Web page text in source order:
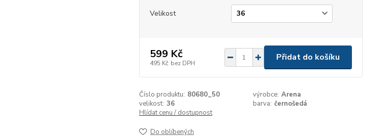
Velikost
599 Kč
495 Kč bez DPH
Přidat do košíku
Číslo produktu: 80680_50 výrobce: Arena
velikost: 36 barva: černošedá
Hlídat cenu / dostupnost
Do oblíbených